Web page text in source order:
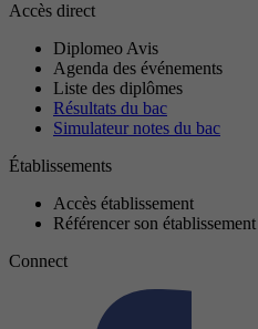
Accès direct
Diplomeo Avis
Agenda des événements
Liste des diplômes
Résultats du bac
Simulateur notes du bac
Établissements
Accès établissement
Référencer son établissement
Connect